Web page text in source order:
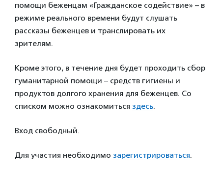
помощи беженцам «Гражданское содействие» – в
режиме реального времени будут слушать
рассказы беженцев и транслировать их
зрителям.
Кроме этого, в течение дня будет проходить сбор
гуманитарной помощи – средств гигиены и
продуктов долгого хранения для беженцев. Со
списком можно ознакомиться здесь.
Вход свободный.
Для участия необходимо зарегистрироваться.